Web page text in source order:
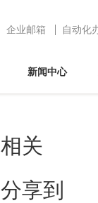
企业邮箱 自动化
新闻中心
相关
分享到